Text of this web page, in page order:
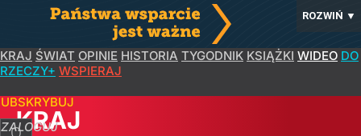
ROZWIŃ ▼
KRAJ ŚWIAT OPINIE HISTORIA TYGODNIK KSIĄŻKI WIDEO DO
RZECZY+ WSPIERAJ
ZALOGUJ
KRAJ